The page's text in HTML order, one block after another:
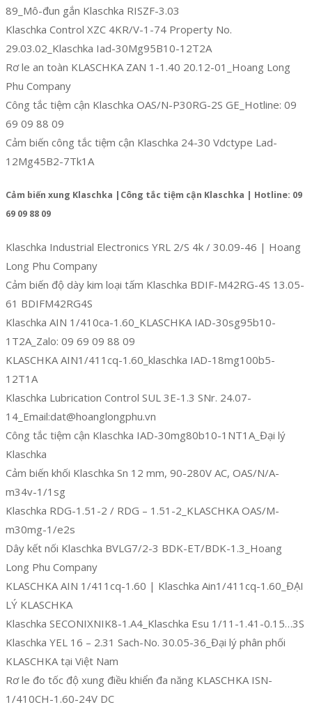
89_Mô-đun gắn Klaschka RISZF-3.03
Klaschka Control XZC 4KR/V-1-74 Property No.
29.03.02_Klaschka Iad-30Mg95B10-12T2A
Rơ le an toàn KLASCHKA ZAN 1-1.40 20.12-01_Hoang Long
Phu Company
Công tắc tiệm cận Klaschka OAS/N-P30RG-2S GE_Hotline: 09
69 09 88 09
Cảm biến công tắc tiệm cận Klaschka 24-30 Vdctype Lad-
12Mg45B2-7Tk1A
Cảm biến xung Klaschka |Công tắc tiệm cận Klaschka | Hotline: 09
69 09 88 09
Klaschka Industrial Electronics YRL 2/S 4k / 30.09-46 | Hoang
Long Phu Company
Cảm biến độ dày kim loại tấm Klaschka BDIF-M42RG-4S 13.05-
61 BDIFM42RG4S
Klaschka AIN 1/410ca-1.60_KLASCHKA IAD-30sg95b10-
1T2A_Zalo: 09 69 09 88 09
KLASCHKA AIN1/411cq-1.60_klaschka IAD-18mg100b5-
12T1A
Klaschka Lubrication Control SUL 3E-1.3 SNr. 24.07-
14_Email:dat@hoanglongphu.vn
Công tắc tiệm cận Klaschka IAD-30mg80b10-1NT1A_Đại lý
Klaschka
Cảm biến khối Klaschka Sn 12 mm, 90-280V AC, OAS/N/A-
m34v-1/1sg
Klaschka RDG-1.51-2 / RDG – 1.51-2_KLASCHKA OAS/M-
m30mg-1/e2s
Dây kết nối Klaschka BVLG7/2-3 BDK-ET/BDK-1.3_Hoang
Long Phu Company
KLASCHKA AIN 1/411cq-1.60 | Klaschka Ain1/411cq-1.60_ĐẠI
LÝ KLASCHKA
Klaschka SECONIXNIK8-1.A4_Klaschka Esu 1/11-1.41-0.15…3S
Klaschka YEL 16 – 2.31 Sach-No. 30.05-36_Đại lý phân phối
KLASCHKA tại Việt Nam
Rơ le đo tốc độ xung điều khiển đa năng KLASCHKA ISN-
1/410CH-1.60-24V DC